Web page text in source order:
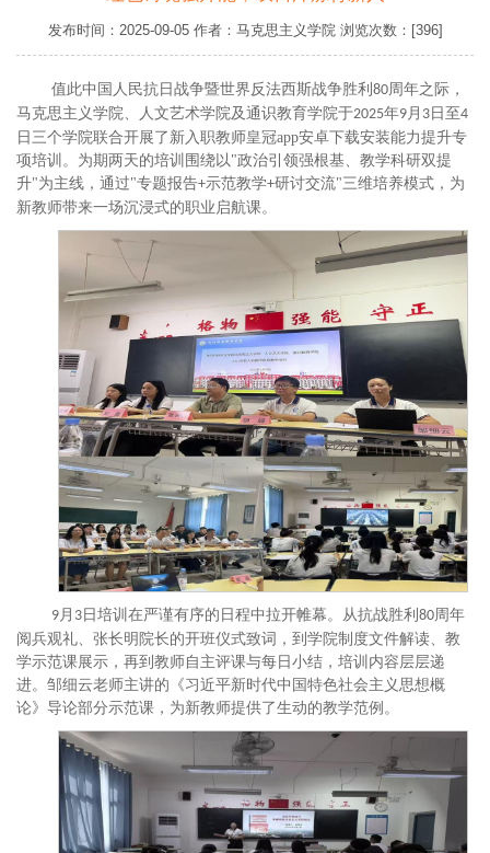
发布时间：2025-09-05 作者：马克思主义学院 浏览次数：[396]
值此中国人民抗日战争暨世界反法西斯战争胜利 80 周年之际，
马克思主义学院、人文艺术学院及通识教育学院于2025年9 月 3 日至4
日 三个学院联合开展了新入职教师皇冠app安卓下载安装能力提升专
项培训。为期两天的培训围绕以 "政治引领强根基、教学科研双提
升"为主线，通过"专题报告+示范教学+研讨交流"三维培养模式，为
新教师带来一场沉浸式的职业启航课。
9 月 3 日培训在严谨有序的日程中拉开帷幕。从抗战胜利 80 周年
阅兵观礼、 张长明院长的开班仪式致词 ，到学院制度文件解读、教
学示范课展示，再到教师自主评课与每日小结，培训内容层层递
进。邹细云老师主讲的《习近平新时代中国特色社会主义思想概
论》导论部分示范课，为新教师提供了生动的教学范例。